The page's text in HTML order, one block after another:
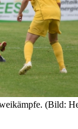
(Bild: